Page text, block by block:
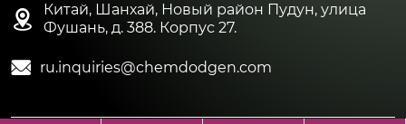

Китай, Шанхай, Новый район Пудун, улица
Фушань, д. 388. Корпус 27.
 ru.inquiries@chemdodgen.com